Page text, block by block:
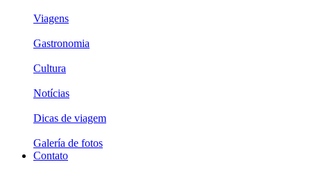
Viagens
Gastronomia
Cultura
Notícias
Dicas de viagem
Galería de fotos
Contato